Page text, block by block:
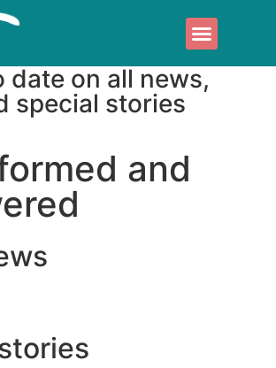
date on all news,
special stories
and